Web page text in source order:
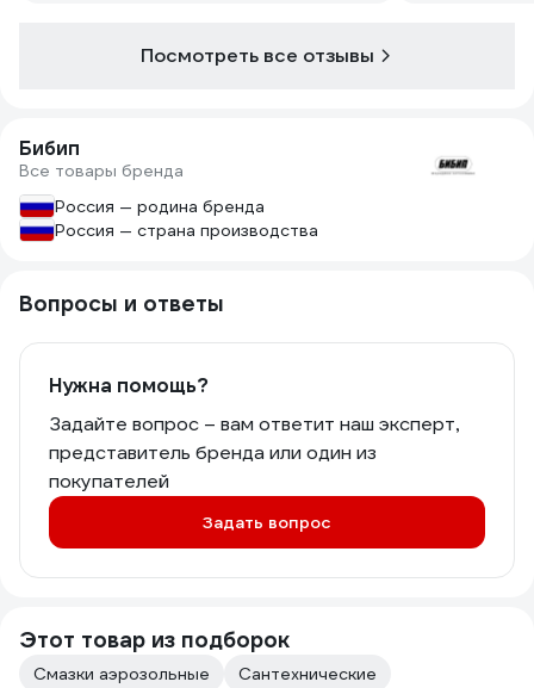
смазкой резиновые уплотнители
Например, резинки на дверях авто
уже выдержали две мойки, и выглядят
будто их только что смазывали. По
сравнению с предыдущей, эта смазка
кажется немного более густой. На
флакона, тогда как прошлой смазки
уходило не меньше половины.
Посмотреть все отзывы
Бибип
Все товары бренда
Россия — родина бренда
Россия — страна производства
Вопросы и ответы
Нужна помощь?
Задайте вопрос – вам ответит наш эксперт,
представитель бренда или один из
покупателей
Задать вопрос
Этот товар из подборок
Смазки аэрозольные
Сантехнические